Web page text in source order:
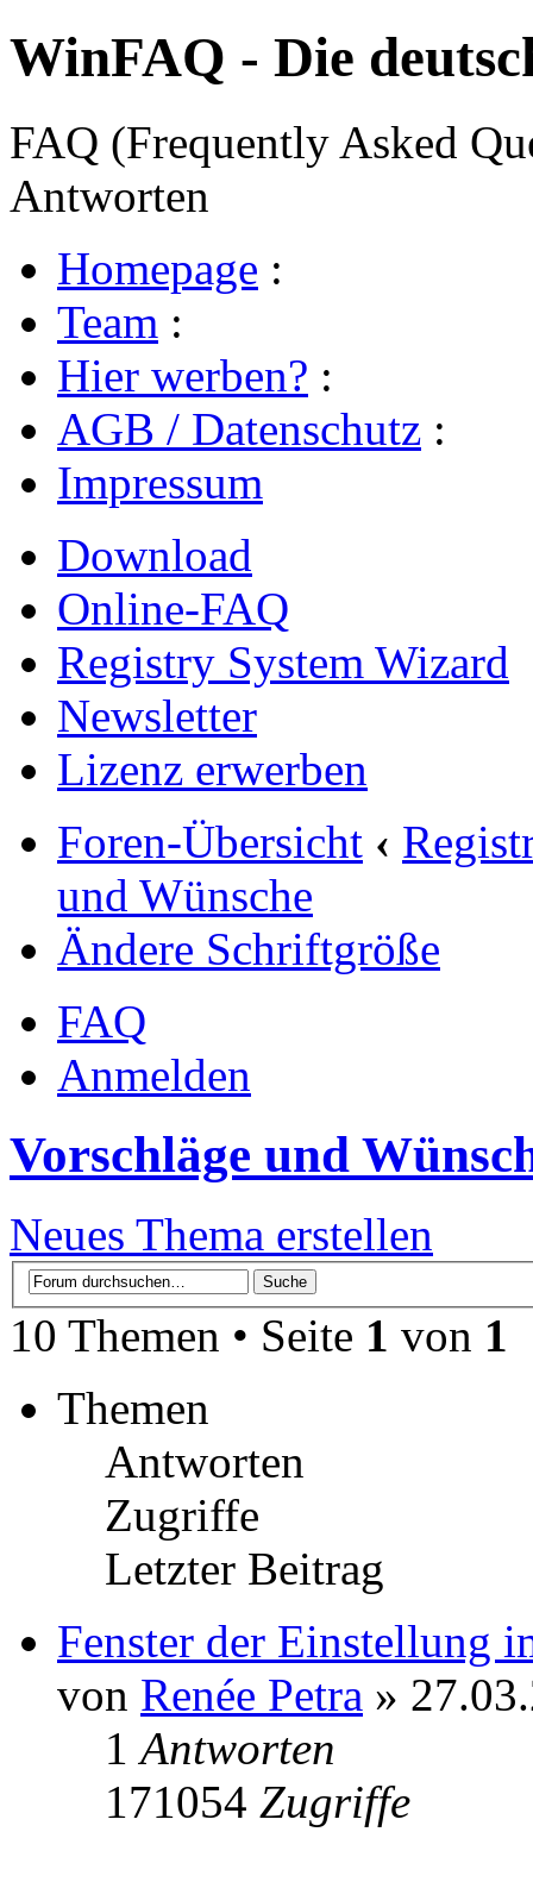
WinFAQ - Die
FAQ (Frequently Asked
Antworten
Homepage :
Team :
Hier werben? :
AGB / Datenschutz :
Impressum
Download
Online-FAQ
Registry System Wizard
Newsletter
Lizenz erwerben
Foren-Übersicht ‹
und Wünsche
Ändere Schriftgröße
FAQ
Anmelden
Vorschläge und
Neues Thema erstellen
10 Themen • Seite 1 von 1
Themen
Antworten
Zugriffe
Letzter Beitrag
Fenster der Einstellung
von Renée Petra »
1Antworten
171054 Zugriffe